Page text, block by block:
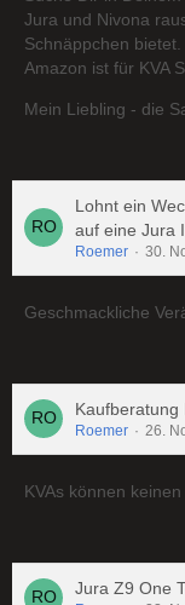
Jura und Nivona
Schnäppchen bietet.
Amazon ist für KVA
Mein Liebling - die
Lohnt ein
auf eine Jura
Roemer 30.
Geschmackliche
Kaufberatung
Roemer 26.
KVAs können
Jura Z9 One